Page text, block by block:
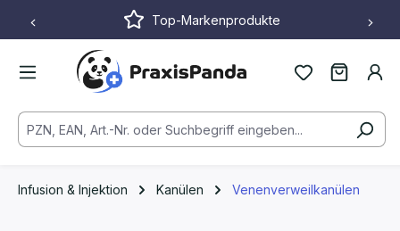
Zum Hauptinhalt springenTop-Markenprodukte
Infusion & Injektion Kanülen Venenverweilkanülen